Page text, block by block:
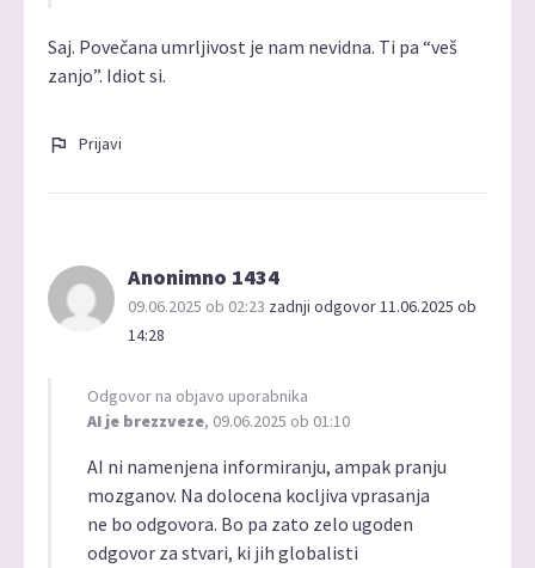
Saj. Povečana umrljivost je nam nevidna. Ti pa “veš
zanjo”. Idiot si.
Prijavi
Anonimno 1434
09.06.2025 ob 02:23 zadnji odgovor 11.06.2025 ob
14:28
Odgovor na objavo uporabnika
AI je brezzveze, 09.06.2025 ob 01:10
AI ni namenjena informiranju, ampak pranju
mozganov. Na dolocena kocljiva vprasanja
ne bo odgovora. Bo pa zato zelo ugoden
odgovor za stvari, ki jih globalisti